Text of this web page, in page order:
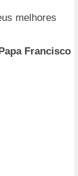
melhores
Francisco